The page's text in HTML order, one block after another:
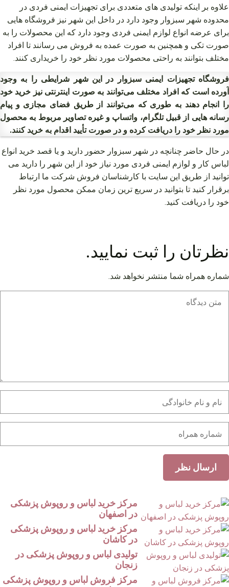
علاوه بر اینکه تولیدی های متعددی برای تجهیزات ایمنی فردی در
محدوده شهر سبزوار وجود دارد در داخل این شهر نیز فروشگاه هایی
برای عرضه انواع لوازم ایمنی فردی وجود دارد که این محصولات را به
صورت تکی و همچنین به صورت عمده به فروش می رسانند تا افراد
مختلف بتوانند به راحتی محصولات مورد نظر خود را خریداری کنند.
فروشگاه تجهیزات ایمنی سبزوار در این شهر شرایطی را به وجود
آورده است که افراد مختلف می‌توانند به صورت اینترنتی نیز خرید خود
را انجام دهند به طوری که می‌توانند از طریق فضای مجازی و پیام
رسانه هایی از قبیل تلگرام، واتساپ و غیره تصاویر مربوط به محصول
مورد نظر خود را دریافت کرده و در صورت تأیید اقدام به خرید کنند.
در حال حاضر چنانچه در شهر سبزوار حضور دارید و یا قصد خرید انواع
لباس کار و لوازم ایمنی فردی مورد نیاز خود از این شهر را دارید می
توانید از طریق این سایت با کارشناسان فروش شرکت ما ارتباط
برقرار کنید تا بتوانید در سریع ترین زمان ممکن محصول مورد نظر
خود را دریافت کنید.
نظرتان را ثبت نمایید.
شماره همراه شما منتشر نخواهد شد.
مرکز خرید لباس و روپوش پزشکی
در اصفهان
مرکز خرید لباس و روپوش پزشکی
در کاشان
تولیدی لباس و روپوش پزشکی در
زنجان
مرکز فروش لباس و روپوش پزشکی